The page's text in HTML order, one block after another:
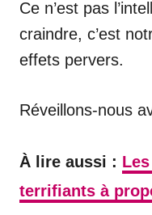
Ce n’est pas
craindre, c’est
effets pervers.
Réveillons-nous
À lire aussi :
terrifiants à